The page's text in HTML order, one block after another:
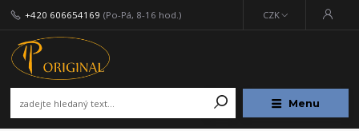
Menu
CZK
+420 606654169 (Po-Pá, 8-16 hod.)